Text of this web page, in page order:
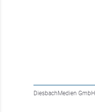
DiesbachMedien GmbH